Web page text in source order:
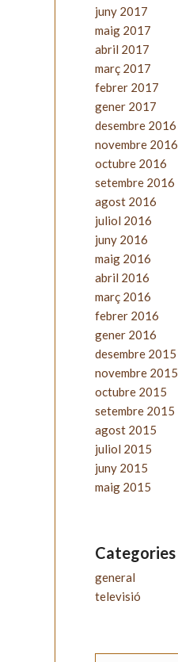
juny 2017
maig 2017
abril 2017
març 2017
febrer 2017
gener 2017
desembre 2016
novembre 2016
octubre 2016
setembre 2016
agost 2016
juliol 2016
juny 2016
maig 2016
abril 2016
març 2016
febrer 2016
gener 2016
desembre 2015
novembre 2015
octubre 2015
setembre 2015
agost 2015
juliol 2015
juny 2015
maig 2015
Categories
general
televisió